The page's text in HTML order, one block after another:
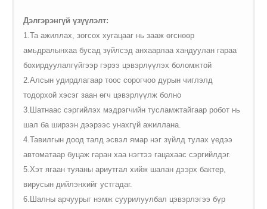
Дэлгэрэнгүй үзүүлэлт:
1.Та ажиллах, зогсох хугацааг нь зааж өгснөөр
амьдралынхаа бусад зүйлсэд анхаарлаа хандуулан гараа
бохирдуулалгүйгээр гэрээ цэвэрлүүлэх боломжтой
2.Алсын удирдлагаар тоос сорогчоо дурын чиглэлд
тодорхой хэсэг заан өгч цэвэрлүүлж болно
3.Шатнаас сэргийлэх мэдрэгчийн тусламжтайгаар робот нь
шал ба ширээн дээрээс унахгүй ажиллана.
4.Тавилгын доод талд эсвэл ямар нэг зүйлд тулах үедээ
автоматаар буцаж гаран хаа нэгтээ гацахаас сэргийлдэг.
5.Хэт ягаан туяаны ариутгал хийж шалан дээрх бактер,
вирусын дийлэнхийг устгадаг.
6.Шалны арчуурыг нэмж суурилуулбал цэвэрлэгээ бүр